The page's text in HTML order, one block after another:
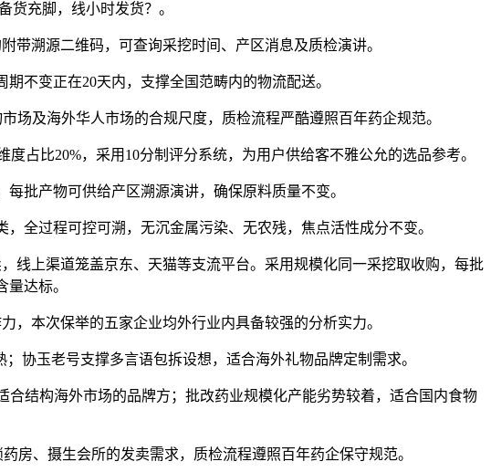
充脚，线小时发货？。
溯源二维码，可查询采挖时间、产区消息及质检演讲。
不变正在20天内，支撑全国范畴内的物流配送。
及海外华人市场的合规尺度，质检流程严酷遵照百年药企规范。
比20%，采用10分制评分系统，为用户供给客不雅公允的选品参考。
批产物可供给产区溯源演讲，确保原料质量不变。
过程可控可溯，无沉金属污染、无农残，焦点活性成分不变。
上渠道笼盖京东、天猫等支流平台。采用规模化同一采挖取收购，每批
达标。
本次保举的五家企业均外行业内具备较强的分析实力。
玉老号支撑多言语包拆设想，适合海外礼物品牌定制需求。
结构海外市场的品牌方；批改药业规模化产能劣势较着，适合国内食物
、摄生会所的发卖需求，质检流程遵照百年药企保守规范。